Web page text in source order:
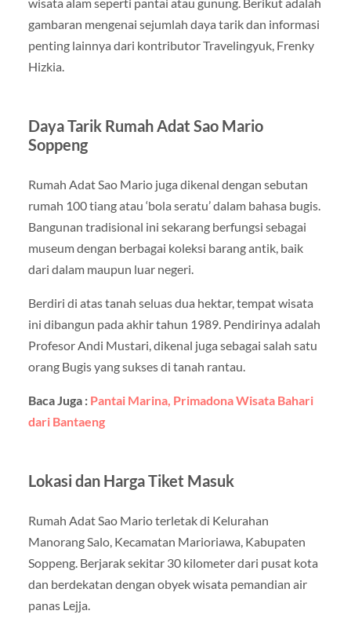
gambaran mengenai sejumlah daya tarik dan informasi
penting lainnya dari kontributor Travelingyuk, Frenky
Hizkia.
Daya Tarik Rumah Adat Sao Mario
Soppeng
Rumah Adat Sao Mario juga dikenal dengan sebutan
rumah 100 tiang atau ‘bola seratu’ dalam bahasa bugis.
Bangunan tradisional ini sekarang berfungsi sebagai
museum dengan berbagai koleksi barang antik, baik
dari dalam maupun luar negeri.
Berdiri di atas tanah seluas dua hektar, tempat wisata
ini dibangun pada akhir tahun 1989. Pendirinya adalah
Profesor Andi Mustari, dikenal juga sebagai salah satu
orang Bugis yang sukses di tanah rantau.
Baca Juga : Pantai Marina, Primadona Wisata Bahari
dari Bantaeng
Lokasi dan Harga Tiket Masuk
Rumah Adat Sao Mario terletak di Kelurahan
Manorang Salo, Kecamatan Marioriawa, Kabupaten
Soppeng. Berjarak sekitar 30 kilometer dari pusat kota
dan berdekatan dengan obyek wisata pemandian air
panas Lejja.